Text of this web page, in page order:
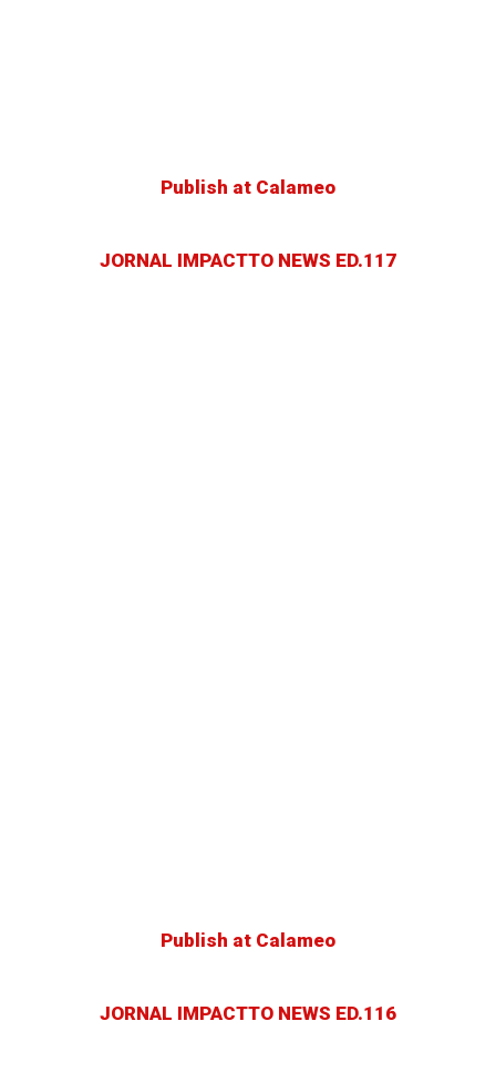
Publish at Calameo
JORNAL IMPACTTO NEWS ED.117
Publish at Calameo
JORNAL IMPACTTO NEWS ED.116